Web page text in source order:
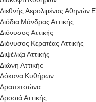
Διεθνής Αερολιμένας Αθηνών
Διόδια Μάνδρας Αττικής
Διόνυσος Αττικής
Διόνυσος Κερατέας Αττικής
Διψέλιζα Αττικής
Διώνη Αττικής
Δόκανα Κυθήρων
Δραπετσώνα
Δροσιά Αττικής